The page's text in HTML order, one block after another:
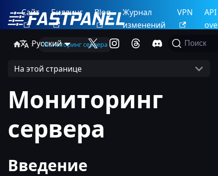
Сайт Биллинг Blog
Журнал
изменений
VPN
API
Русский
Поиск
Мониторинг сервера
На этой странице
Мониторинг
сервера
Введение